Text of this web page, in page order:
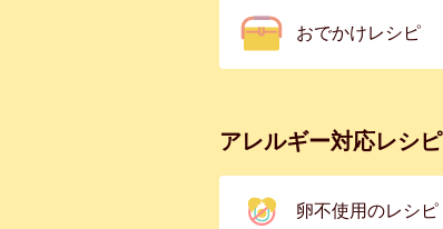
おでかけレシピ
アレルギー対応レシピ
卵不使用のレシピ